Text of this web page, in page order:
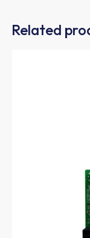
Related